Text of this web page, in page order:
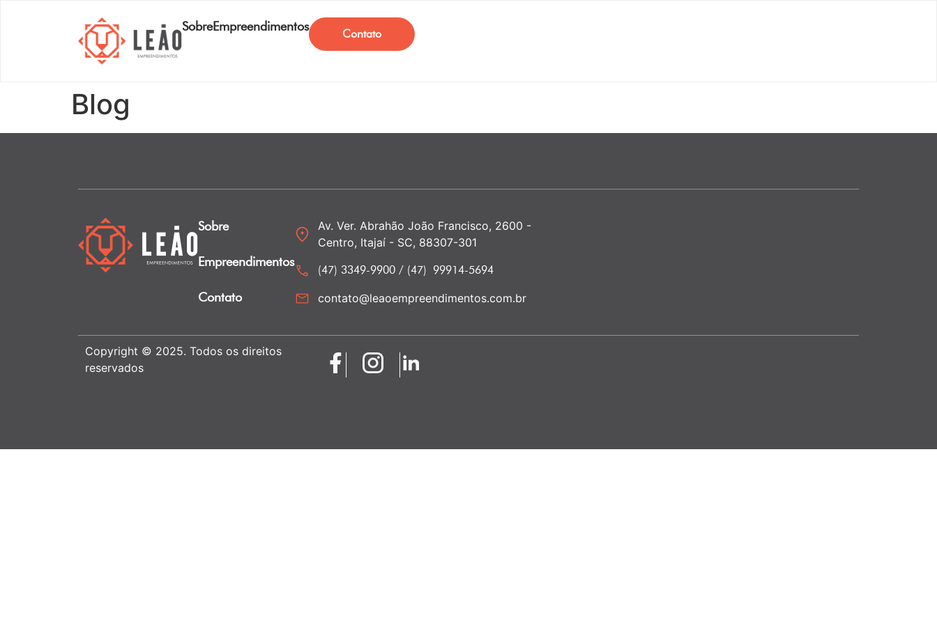
SobreEmpreendimentos Contato
Blog
Sobre
Empreendimentos
Contato
Av. Ver. Abrahão João Francisco, 2600 -
Centro, Itajaí - SC, 88307-301
(47) 3349-9900 / (47) 99914-5694
contato@leaoempreendimentos.com.br
Copyright © 2025. Todos os direitos
reservados